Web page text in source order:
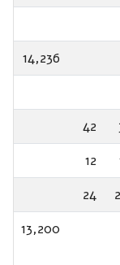
14,236
42
12
24
13,200